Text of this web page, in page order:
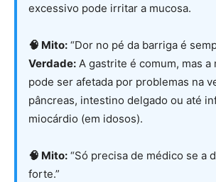
excessivo pode irritar a mucosa.
🧠 Mito: “Dor no pé da barriga é
Verdade: A gastrite é comum, mas a
pode ser afetada por problemas na
pâncreas, intestino delgado ou até
miocárdio (em idosos).
🧠 Mito: “Só precisa de médico se a
forte.”